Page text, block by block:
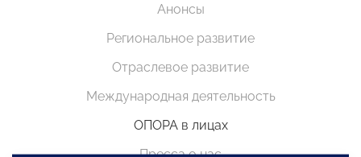
Анонсы
Региональное развитие
Отраслевое развитие
Международная деятельность
ОПОРА в лицах